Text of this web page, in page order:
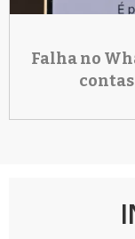
Falha no